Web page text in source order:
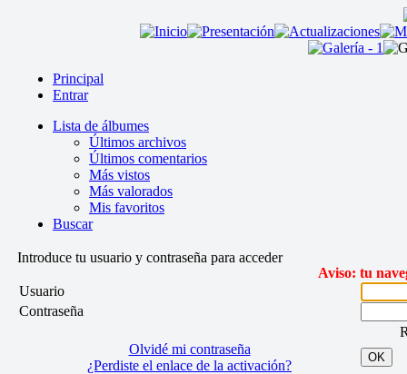
Principal
Entrar
Lista de álbumes
Últimos archivos
Últimos comentarios
Más vistos
Más valorados
Mis favoritos
Buscar
Introduce tu usuario y contraseña para acceder
Aviso: tu
Usuario
Contraseña
Olvidé mi contraseña
¿Perdiste el enlace de la activación?
OK